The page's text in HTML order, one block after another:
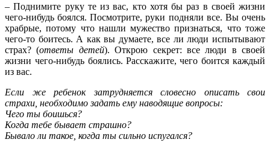
– Поднимите руку те из вас, кто хотя бы раз в своей жизни
чего-нибудь боялся. Посмотрите, руки подняли все. Вы очень
храбрые, потому что нашли мужество признаться, что тоже
чего-то боитесь. А как вы думаете, все ли люди испытывают
страх? (ответы детей). Открою секрет: все люди в своей
жизни чего-нибудь боялись. Расскажите, чего боится каждый
из вас.
Если же ребенок затрудняется словесно описать свои
страхи, необходимо задать ему наводящие вопросы:
Чего ты боишься?
Когда тебе бывает страшно?
Бывало ли такое, когда ты сильно испугался?